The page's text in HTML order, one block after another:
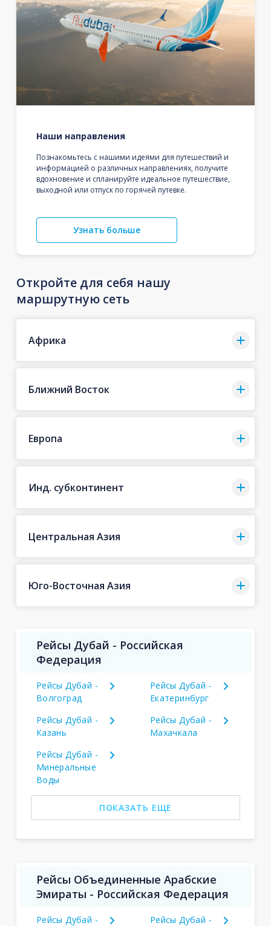
Наши направления
Познакомьтесь с нашими идеями для путешествий и
информацией о различных направлениях, получите
вдохновение и спланируйте идеальное путешествие,
выходной или отпуск по горячей путевке.
Узнать больше
Откройте для себя нашу
маршрутную сеть
Африка
Ближний Восток
Европа
Инд. субконтинент
Центральная Азия
Юго-Восточная Азия
Рейсы Дубай - Российская
Федерация
Рейсы Дубай -
Волгоград
Рейсы Дубай -
Екатеринбург
Рейсы Дубай -
Казань
Рейсы Дубай -
Махачкала
Рейсы Дубай -
Минеральные
Воды
ПОКАЗАТЬ ЕЩЕ
Рейсы Объединенные Арабские
Эмираты - Российская Федерация
Рейсы Дубай -
Рейсы Дубай -